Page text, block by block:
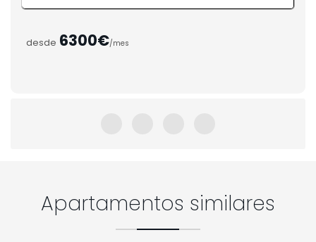
desde 6300€/mes
Apartamentos similares